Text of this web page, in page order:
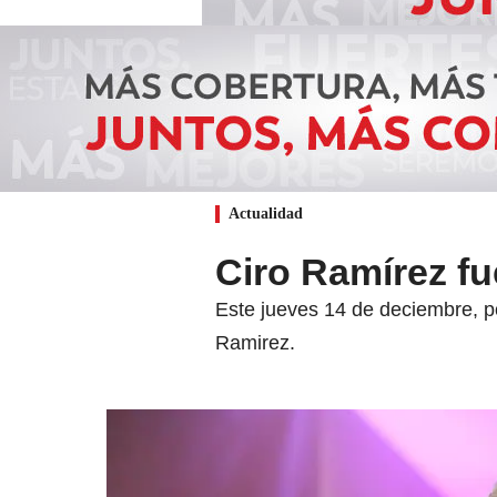
Actualidad
Ciro Ramírez
Este jueves 14 de deciembre,
Ramirez.